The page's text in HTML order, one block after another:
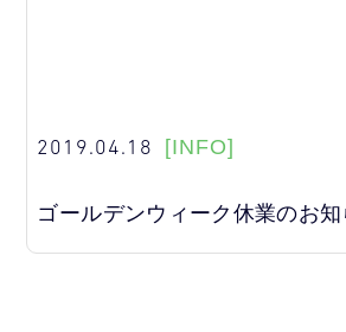
2019.04.18 [INFO]
ゴールデンウィーク休業のお